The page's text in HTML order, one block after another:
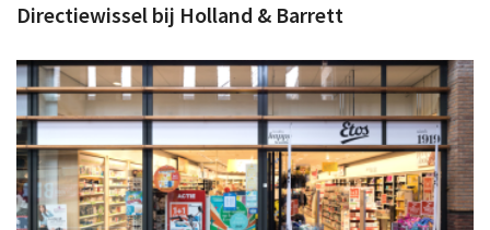
Directiewissel bij Holland & Barrett